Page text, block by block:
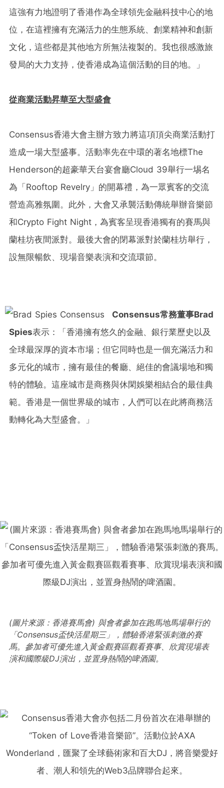
這強有力地證明了香港作為全球領先金融科技中心的地
位，在這裡擁有充滿活力的生態系統、創業精神和創新
文化，這些都是其他地方所無法複製的。我也很感激旅
發局的大力支持，使香港成為這個活動的目的地。」
從商業活動昇華至大型盛會
Consensus香港大會主辦方致力將這項頂尖商業活動打
造成一場大型盛事。活動率先在中環的著名地標The
Henderson的超豪華天台宴會廳Cloud 39舉行一埸名
為「Rooftop Revelry」的開幕禮，為一眾賓客的交流
營造高雅氛圍。此外，大會又承襲活動傳統舉辦音樂節
和Crypto Fight Night，為賓客呈現香港獨有的賽馬與
蘭桂坊夜間派對。最後大會的閉幕派對於蘭桂坊舉行，
設無限暢飲、現場音樂表演和交流環節。
Consensus常務董事Brad
Spies表示：「香港擁有悠久的金融、銀行業歷史以及
全球最深厚的資本市場；但它同時也是一個充滿活力和
多元化的城市，擁有最佳的餐廳、絕佳的會議場地和獨
特的體驗。這座城市是商務與休閑娛樂相結合的最佳典
範。香港是一個世界級的城市，人們可以在此將商務活
動轉化為大型盛會。」
(圖片來源：香港賽馬會) 與會者參加在跑馬地馬場舉行的
「Consensus盃快活星期三」，體驗香港緊張刺激的賽
馬。參加者可優先進入黃金觀賽區觀看賽事、欣賞現場表
演和國際級DJ演出，並置身熱鬧的啤酒園。